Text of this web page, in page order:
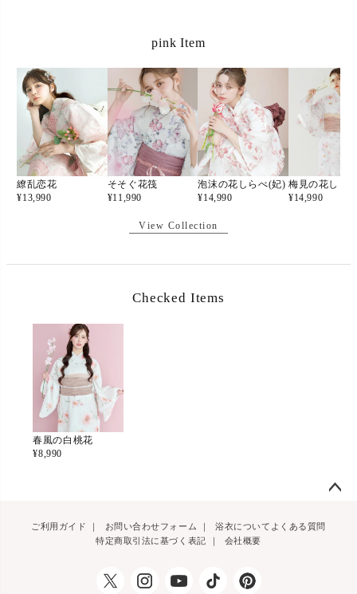
pink Item
繚乱恋花
¥13,990
そそぐ花筏
¥11,990
泡沫の花しらべ(妃)
¥14,990
梅見の花しら
¥14,990
View Collection
Checked Items
春風の白桃花
¥8,990
ジト
ご利用ガイド ｜ お問い合わせフォーム ｜
浴衣についてよくある質問
特定商取引法に基づく表記
｜ 会社概要